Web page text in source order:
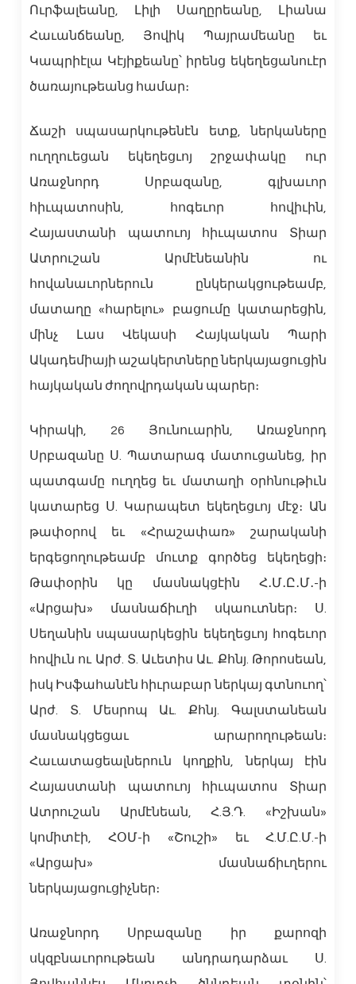
Ուրֆալեանը, Լիլի Սաղըրեանը, Լիանա
Հաւանճեանը, Յովիկ Պայրամեանը եւ
Կապրիէլա Կէյիքեանը՝ իրենց եկեղեցանուէր
ծառայութեանց համար։
Ճաշի սպասարկութենէն ետք, ներկաները
ուղղուեցան եկեղեցւոյ շրջափակը ուր
Առաջնորդ Սրբազանը, գլխաւոր
հիւպատոսին, հոգեւոր հովիւին,
Հայաստանի պատուոյ հիւպատոս Տիար
Ատրուշան Արմէնեանին ու
հովանաւորներուն ընկերակցութեամբ,
մատաղը «հարելու» բացումը կատարեցին,
մինչ Լաս Վեկասի Հայկական Պարի
Ակադեմիայի աշակերտները ներկայացուցին
հայկական ժողովրդական պարեր։
Կիրակի, 26 Յունուարին, Առաջնորդ
Սրբազանը Ս. Պատարագ մատուցանեց, իր
պատգամը ուղղեց եւ մատաղի օրհնութիւն
կատարեց Ս. Կարապետ եկեղեցւոյ մէջ։ Ան
թափօրով եւ «Հրաշափառ» շարականի
երգեցողութեամբ մուտք գործեց եկեղեցի։
Թափօրին կը մասնակցէին Հ․Մ․Ը․Մ․-ի
«Արցախ» մասնաճիւղի սկաուտներ։ Ս.
Սեղանին սպասարկեցին եկեղեցւոյ հոգեւոր
հովիւն ու Արժ. Տ. Աւետիս Աւ. Քհնյ. Թորոսեան,
իսկ Իսֆահանէն հիւրաբար ներկայ գտնուող՝
Արժ. Տ. Մեսրոպ Աւ. Քհնյ. Գալստանեան
մասնակցեցաւ արարողութեան։
Հաւատացեալներուն կողքին, ներկայ էին
Հայաստանի պատուոյ հիւպատոս Տիար
Ատրուշան Արմէնեան, Հ.Յ.Դ. «Իշխան»
կոմիտէի, ՀՕՄ-ի «Շուշի» եւ Հ.Մ.Ը.Մ.-ի
«Արցախ» մասնաճիւղերու
ներկայացուցիչներ։
Առաջնորդ Սրբազանը իր քարոզի
սկզբնաւորութեան անդրադարձաւ Ս.